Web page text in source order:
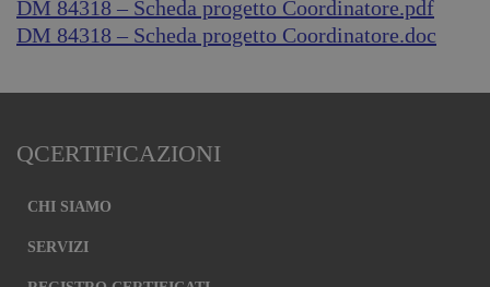
DM 84318 – Scheda progetto Coordinatore.pdf
DM 84318 – Scheda progetto Coordinatore.doc
QCERTIFICAZIONI
CHI SIAMO
SERVIZI